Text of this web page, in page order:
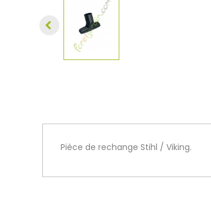
Pièce de rechange Stihl / Viking.